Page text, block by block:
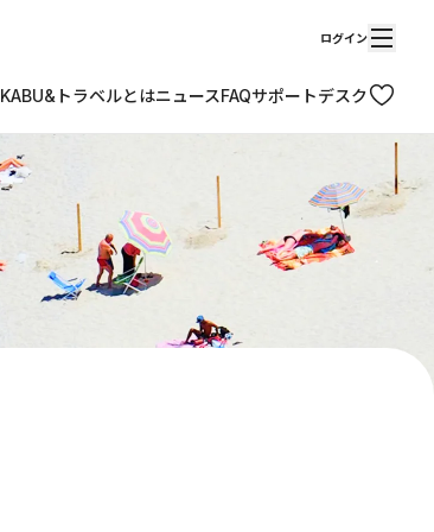
ログイン
KABU&トラベルとはニュースFAQサポートデスク